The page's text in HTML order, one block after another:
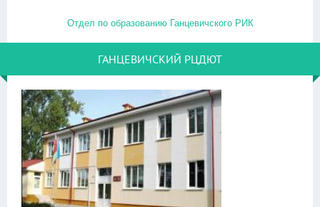
Отдел по образованию Ганцевичского РИК
ГАНЦЕВИЧСКИЙ РЦДЮТ